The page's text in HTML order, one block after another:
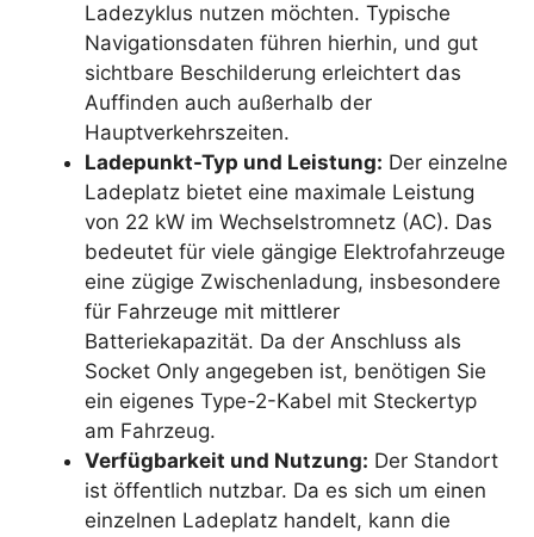
Ladezyklus nutzen möchten. Typische
Navigationsdaten führen hierhin, und gut
sichtbare Beschilderung erleichtert das
Auffinden auch außerhalb der
Hauptverkehrszeiten.
Ladepunkt-Typ und Leistung: Der einzelne
Ladeplatz bietet eine maximale Leistung
von 22 kW im Wechselstromnetz (AC). Das
bedeutet für viele gängige Elektrofahrzeuge
eine zügige Zwischenladung, insbesondere
für Fahrzeuge mit mittlerer
Batteriekapazität. Da der Anschluss als
Socket Only angegeben ist, benötigen Sie
ein eigenes Type-2-Kabel mit Steckertyp
am Fahrzeug.
Verfügbarkeit und Nutzung: Der Standort
ist öffentlich nutzbar. Da es sich um einen
einzelnen Ladeplatz handelt, kann die